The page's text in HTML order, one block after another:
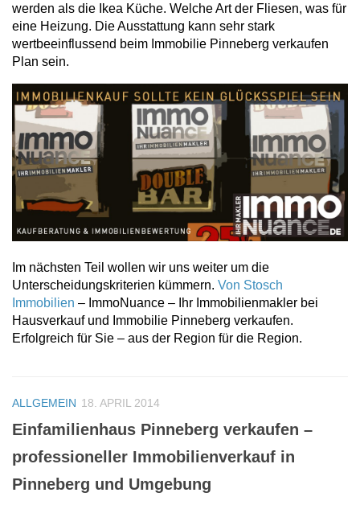
werden als die Ikea Küche. Welche Art der Fliesen, was für
eine Heizung. Die Ausstattung kann sehr stark
wertbeeinflussend beim Immobilie Pinneberg verkaufen
Plan sein.
Im nächsten Teil wollen wir uns weiter um die
Unterscheidungskriterien kümmern. Von Stosch
Immobilien – ImmoNuance – Ihr Immobilienmakler bei
Hausverkauf und Immobilie Pinneberg verkaufen.
Erfolgreich für Sie – aus der Region für die Region.
ALLGEMEIN 18. APRIL 2014
Einfamilienhaus Pinneberg verkaufen –
professioneller Immobilienverkauf in
Pinneberg und Umgebung